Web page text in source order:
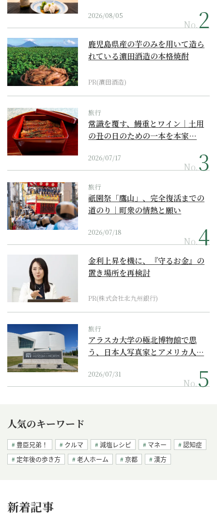
2026/08/05
No.
鹿児島県産の芋のみを用いて造ら
れている濵田酒造の本格焼酎
PR(濵田酒造)
旅行
常識を覆す、鰻重とワイン｜土用
の丑の日のための一本を本家…
2026/07/17
No.
旅行
祇園祭「鷹山」、完全復活までの
道のり｜町衆の情熱と願い
2026/07/18
No.
金利上昇を機に、『守るお金』の
置き場所を再検討
PR(株式会社北九州銀行)
旅行
アラスカ大学の極北博物館で思
う、日本人写真家とアメリカ人…
2026/07/31
No.
人気のキーワード
豊臣兄弟！ クルマ 減塩レシピ マネー
認知症
定年後の歩き方
老人ホーム 京都 漢方
新着記事